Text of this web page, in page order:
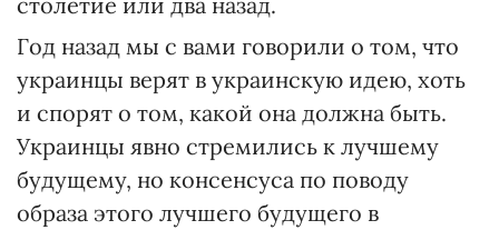
Год назад мы с вами говорили о том, что
украинцы верят в украинскую идею, хоть
и спорят о том, какой она должна быть.
Украинцы явно стремились к лучшему
будущему, но консенсуса по поводу
образа этого лучшего будущего в